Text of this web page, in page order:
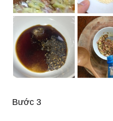
Bước 3